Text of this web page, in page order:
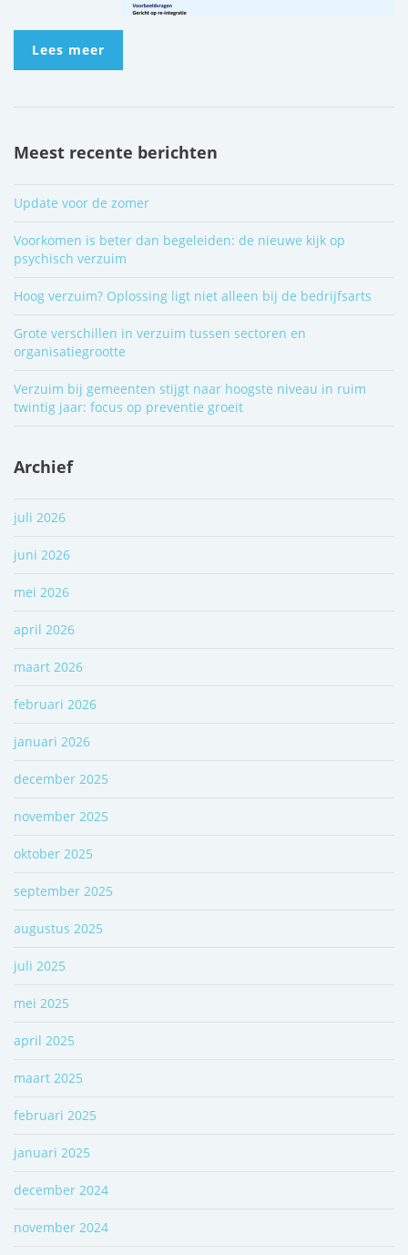
Lees meer
Meest recente berichten
Update voor de zomer
Voorkomen is beter dan begeleiden: de nieuwe kijk op
psychisch verzuim
Hoog verzuim? Oplossing ligt niet alleen bij de bedrijfsarts
Grote verschillen in verzuim tussen sectoren en
organisatiegrootte
Verzuim bij gemeenten stijgt naar hoogste niveau in ruim
twintig jaar: focus op preventie groeit
Archief
juli 2026
juni 2026
mei 2026
april 2026
maart 2026
februari 2026
januari 2026
december 2025
november 2025
oktober 2025
september 2025
augustus 2025
juli 2025
mei 2025
april 2025
maart 2025
februari 2025
januari 2025
december 2024
november 2024